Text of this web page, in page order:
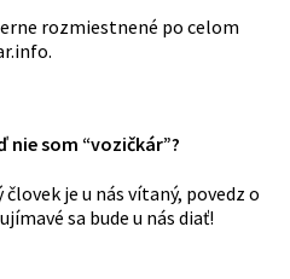
rozmiestnené po celom
nie som “vozičkár”?
je u nás vítaný, povedz o
sa bude u nás diať!